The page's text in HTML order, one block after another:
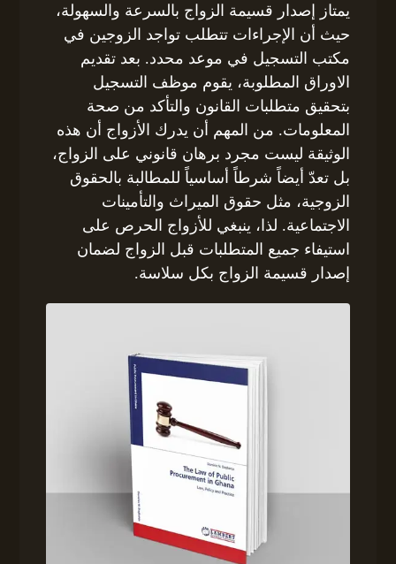
يمتاز إصدار قسيمة الزواج بالسرعة والسهولة،
حيث أن الإجراءات تتطلب تواجد الزوجين في
مكتب التسجيل في موعد محدد. بعد تقديم
الاوراق المطلوبة، يقوم موظف التسجيل
بتحقيق متطلبات القانون والتأكد من صحة
المعلومات. من المهم أن يدرك الأزواج أن هذه
الوثيقة ليست مجرد برهان قانوني على الزواج،
بل تعدّ أيضاً شرطاً أساسياً للمطالبة بالحقوق
الزوجية، مثل حقوق الميراث والتأمينات
الاجتماعية. لذا، ينبغي للأزواج الحرص على
استيفاء جميع المتطلبات قبل الزواج لضمان
إصدار قسيمة الزواج بكل سلاسة.